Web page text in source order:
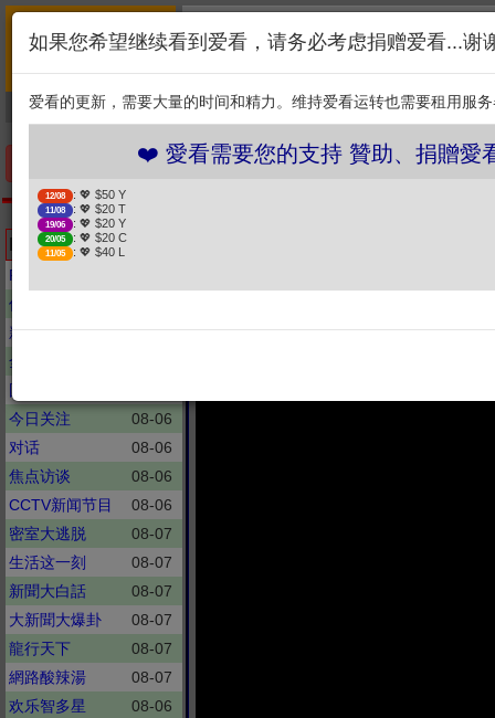
新闻
综艺 剧集
捐贈幫助
❤️ 愛看需要您的支持 贊助
: 💖 $50 Y
11/08
19/06 : 💖 $20 Y
2. 点击捐赠
Latest updates
POP撞新闻
何橞瑢辣晚報
新闻夜总会
08-07
全球大視野
国民大会
今日关注
08-06
对话
08-06
焦点访谈
08-06
CCTV新闻节目
08-06
密室大逃脱
08-07
生活这一刻
08-07
新聞大白話
08-07
大新聞大爆卦
08-07
龍行天下
08-07
網路酸辣湯
08-07
欢乐智多星
08-06
如果您希望继续看到爱看，请务必考虑捐赠爱看...谢
爱看的更新，需要大量的时间和精力。维持爱看运转也需要租用服
❤️ 愛看需要您的支持 贊助、捐贈愛看 分享
12/08 : 💖 $50 Y
11/08 : 💖 $20 T
19/06 : 💖 $20 Y
20/05 : 💖 $20 C
11/05 : 💖 $40 L